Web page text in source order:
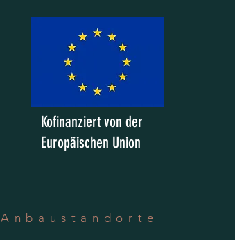
Kofinanziert von der
Europäischen Union
Anbaustandorte